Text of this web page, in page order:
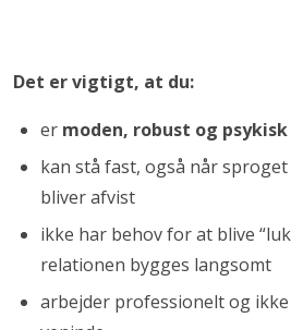
Det er vigtigt, at du:
er moden, robust og
kan stå fast, også når
bliver afvist
ikke har behov for at blive
relationen bygges langsomt
arbejder professionelt og ikke